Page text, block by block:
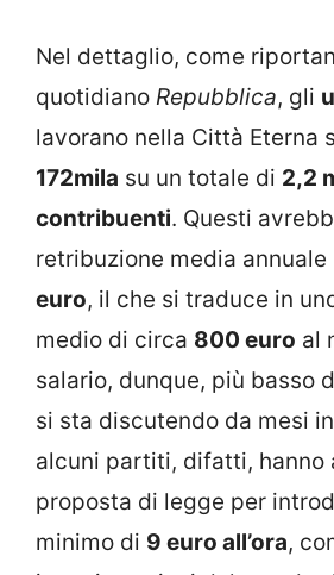
Nel dettaglio, come
quotidiano Repubblica, gli
lavorano nella Città Eterna
172mila su un totale di 2,2
contribuenti. Questi
retribuzione media annuale
euro, il che si traduce in
medio di circa 800 euro al
salario, dunque, più basso
si sta discutendo da mesi in
alcuni partiti, difatti, hanno
proposta di legge per
minimo di 9 euro all’ora,